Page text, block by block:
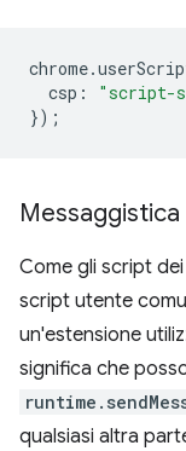
chrome.
csp :
});
Messaggistica
Come gli script
script utente
un'estensione
significa che
qualsiasi altra